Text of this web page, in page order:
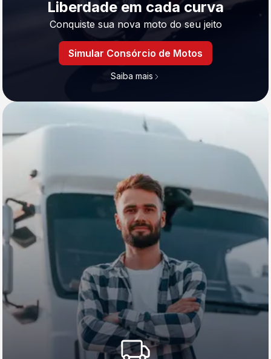
Liberdade em cada curva
Conquiste sua nova moto do seu jeito
Simular Consórcio de Motos
Saiba mais